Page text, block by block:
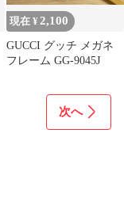
現在 ¥ 2,100
GUCCI グッチ メガネ
フレーム GG-9045J
次へ